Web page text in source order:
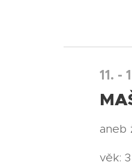
11. -
aneb
věk: